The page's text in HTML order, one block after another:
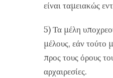
είναι ταμειακώς
5) Τα μέλη
μέλους, εάν τούτο
προς τους όρους
αρχαιρεσίες.